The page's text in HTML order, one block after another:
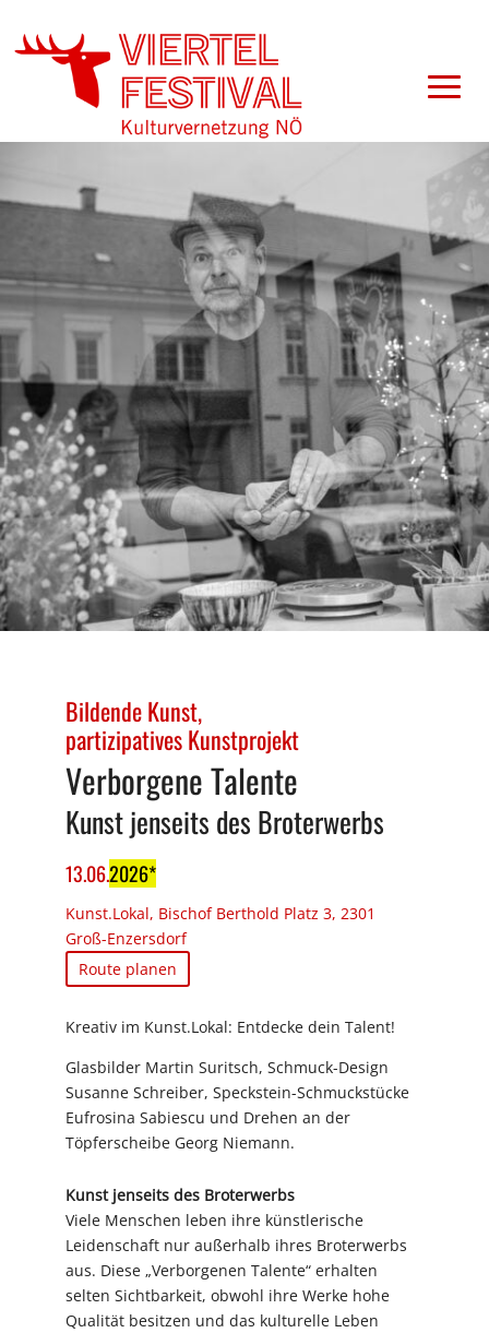
Bildende Kunst
partizipatives Kunstprojekt
Verborgene Talente
Kunst jenseits des Broterwerbs
13.06.2026
Kunst.Lokal, Bischof Berthold Platz 3, 2301
Groß-Enzersdorf
Route planen
Kreativ im Kunst.Lokal: Entdecke dein Talent!
Glasbilder Martin Suritsch, Schmuck-Design
Susanne Schreiber, Speckstein-Schmuckstücke
Eufrosina Sabiescu und Drehen an der
Töpferscheibe Georg Niemann.
Kunst jenseits des Broterwerbs
Viele Menschen leben ihre künstlerische
Leidenschaft nur außerhalb ihres Broterwerbs
aus. Diese „Verborgenen Talente“ erhalten
selten Sichtbarkeit, obwohl ihre Werke hohe
Qualität besitzen und das kulturelle Leben